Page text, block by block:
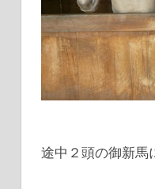
途中２頭の御新馬